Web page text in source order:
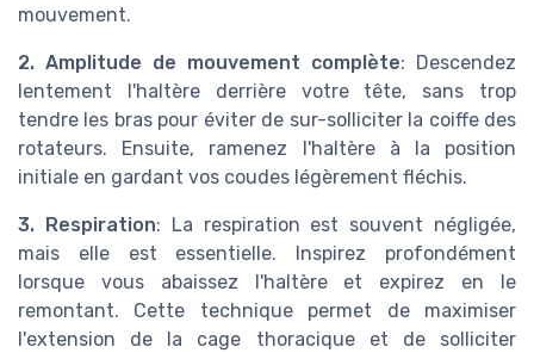
mouvement.
2. Amplitude de mouvement complète: Descendez
lentement l'haltère derrière votre tête, sans trop
tendre les bras pour éviter de sur-solliciter la coiffe des
rotateurs. Ensuite, ramenez l'haltère à la position
initiale en gardant vos coudes légèrement fléchis.
3. Respiration: La respiration est souvent négligée,
mais elle est essentielle. Inspirez profondément
lorsque vous abaissez l'haltère et expirez en le
remontant. Cette technique permet de maximiser
l'extension de la cage thoracique et de solliciter